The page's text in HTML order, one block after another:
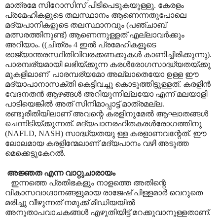
മാത്രമേ സിറോസിസ് പിടിപെടുകയുള്ളു. കേരളം
പ്രമേഹികളുടെ തലസ്ഥാനം ആണെന്നതുപോലെ
മദ്യപാനികളുടെ തലസ്ഥാനവും (പഞ്ചാബ്
മത്സരത്തിനുണ്ട്) ആണെന്നുള്ളത് എല്ലാവർക്കും
അറിയാം. ((ചിത്രം 4 ഇൽ പ്രമേഹികളൂടെ
രാജ്യാന്തരസ്ഥിതിവിവരക്കണക്കുകൾ കാണിച്ചിരിക്കുന്നു).
പാരമ്പര്യമായി ലഭിയ്ക്കുന്ന കരൾരോഗസാദ്ധ്യതയ്ക്കു
മുകളിലാണ് പാരമ്പര്യമോ അല്ലാതെയോ ഉള്ള ഈ
മദ്യാപാനാസക്തി കെട്ടിവച്ചു കൊടുത്തിട്ടുള്ളത്. കരളിൻ
വേദനതൻ ആഴങ്ങൾ അറിയുന്നില്ലയോ എന്ന് മലയാളി
പാടിയെങ്കിൽ അത് സിനിമാപ്പാട്ട് മാത്രമല്ല.
രണ്ടുരീതിയിലാണ് അവന്റെ കരളിനുമേൽ ആഘാതങ്ങൾ
ചെന്നിടിയ്ക്കുന്നത്. മദ്യപാനരഹിതകരൾരോഗത്തിനു
(NAFLD, NASH) സാദ്ധ്യതയു ള്ള കരളാണവന്റേത്. ഈ
ലോലമായ കരളിന്മേലാണ് മദ്യപാനം വഴി അടുത്ത
മെക്കെട്ടുകേറൽ.
അജ്ഞത എന്ന വാറ്റുചാരായം
ഇന്നത്തെ പ്രതിഭകളും നാളത്തെ അതിന്റെ
വികാസവാഗ്ദാനങ്ങളുമായ രാജേഷ് പിള്ളമാർ വെറുതെ
മരിച്ചു വീഴുന്നത് നമുക്ക് മീഡിയയിൽ
അനുതാപവാചകങ്ങൾ എഴുതിയിട്ട് മറക്കുവാനുള്ളതാണ്.